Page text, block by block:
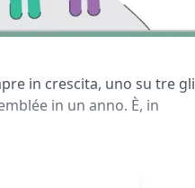
in crescita, uno su tre gli
in un anno. È, in